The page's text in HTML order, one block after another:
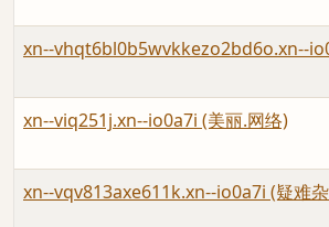
xn--vhqt6bl0b5wvkkezo2bd6o.xn--
xn--viq251j.xn--io0a7i (美丽.网络)
xn--vqv813axe611k.xn--io0a7i (疑难